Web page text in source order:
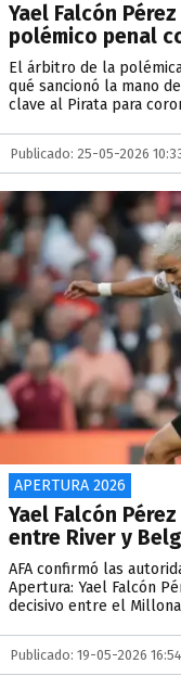
Yael Falcón
polémico penal
El árbitro de la
qué sancionó la mano
clave al Pirata para
Publicado: 25-05-2026
APERTURA 2026
Yael Falcón
entre River y
AFA confirmó las
Apertura: Yael Falcón
decisivo entre el
Publicado: 19-05-2026 16:54